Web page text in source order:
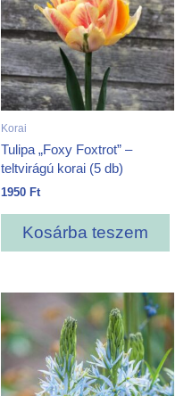
Korai
Tulipa „Foxy Foxtrot” –
teltvirágú korai (5 db)
1950 Ft
Kosárba teszem